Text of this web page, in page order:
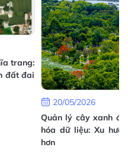
chuyển đổi số cấp
trang:
đất đai
20/05/2026
Quản lý cây xanh
hóa dữ liệu: Xu
hơn